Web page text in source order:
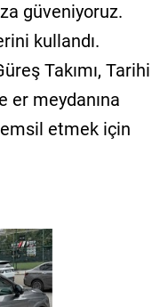
güveniyoruz.
kullandı.
Takımı, Tarihi
er meydanına
etmek için